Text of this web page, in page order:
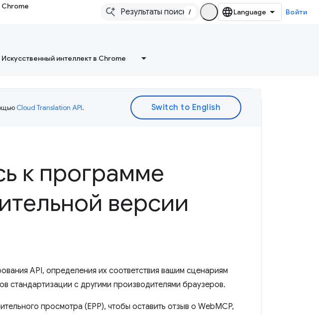
/ Войти
Искусственный интеллект в Chrome
Cloud Translation API.
к программе
версии
API, определения их соответствия вашим сценариям
стандартизации с другими производителями браузеров.
просмотра (EPP), чтобы оставить отзыв о WebMCP,